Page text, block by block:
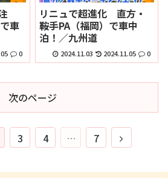
車
0
リニュで超進化 直方・
鞍手PA（福岡）で車中
泊！／九州道
2024.11.03 2024.11.05 0
次のページ
3 4 … 7